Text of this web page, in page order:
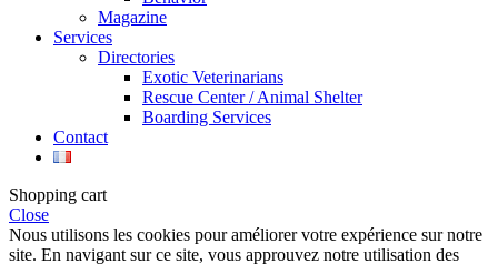
Magazine
Services
Directories
Exotic Veterinarians
Rescue Center / Animal Shelter
Boarding Services
Contact
Shopping cart
Close
Nous utilisons les cookies pour améliorer votre expérience sur notre
site. En navigant sur ce site, vous approuvez notre utilisation des